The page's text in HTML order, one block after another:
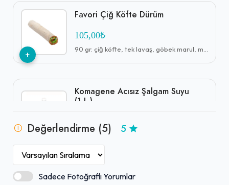
+
Favori Çiğ Köfte Dürüm
105,00₺
90 gr. çiğ köfte, tek lavaş, göbek marul, mısır, maydanoz, nane, salatalık turşusu, közlenmiş biber, mor lahana, ekşi çiğ köfte sosu, limon ve çiğ köfte sosu
+
Komagene Acısız Şalgam Suyu
(1 L.)
55,00₺
Jacobs 2’si 1 Arada Mix (10,5
Değerlendirme (5) 5
Sadece Fotoğraflı Yorumlar